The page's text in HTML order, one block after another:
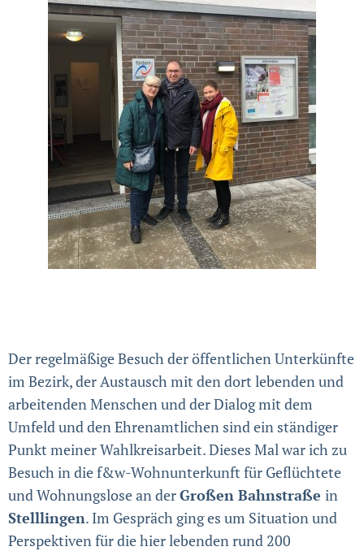
Der regelmäßige Besuch der öffentlichen Unterkünfte
im Bezirk, der Austausch mit den dort lebenden und
arbeitenden Menschen und der Dialog mit dem
Umfeld und den Ehrenamtlichen sind ein ständiger
Punkt meiner Wahlkreisarbeit. Dieses Mal war ich zu
Besuch in die f&w-Wohnunterkunft für Geflüchtete
und Wohnungslose an derGroßen Bahnstraße in
Stelllingen. Im Gespräch ging es um Situation und
Perspektiven für die hier lebenden rund 200